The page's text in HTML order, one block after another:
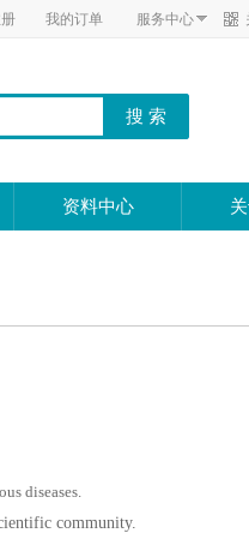
服务中心
我的订单
资料中心
diseases.
community.